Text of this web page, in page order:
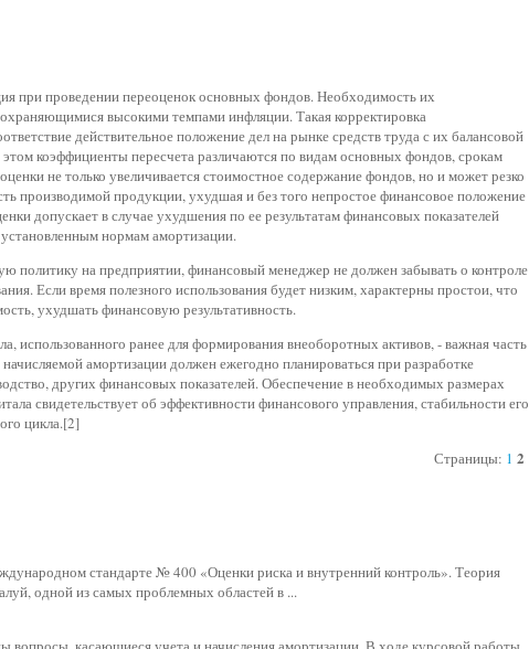
при проведении переоценок основных фондов. Необходимость их
высокими темпами инфляции. Такая корректировка
действительное положение дел на рынке средств труда с их балансовой
коэффициенты пересчета различаются по видам основных фондов, срокам
не только увеличивается стоимостное содержание фондов, но и может резко
производимой продукции, ухудшая и без того непростое финансовое положение
допускает в случае ухудшения по ее результатам финансовых показателей
нормам амортизации.
политику на предприятии, финансовый менеджер не должен забывать о контроле
Если время полезного использования будет низким, характерны простои, что
ухудшать финансовую результативность.
использованного ранее для формирования внеоборотных активов, - важная часть
амортизации должен ежегодно планироваться при разработке
других финансовых показателей. Обеспечение в необходимых размерах
свидетельствует об эффективности финансового управления, стабильности его
цикла.[2]
Страницы: 1 2
стандарте № 400 «Оценки риска и внутренний контроль». Теория
одной из самых проблемных областей в ...